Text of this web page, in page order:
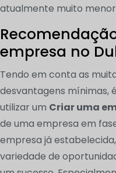
atualmente muito
empresa no
Tendo em conta as
desvantagens mínimas,
utilizar um Criar uma
de uma empresa em
empresa já
variedade de